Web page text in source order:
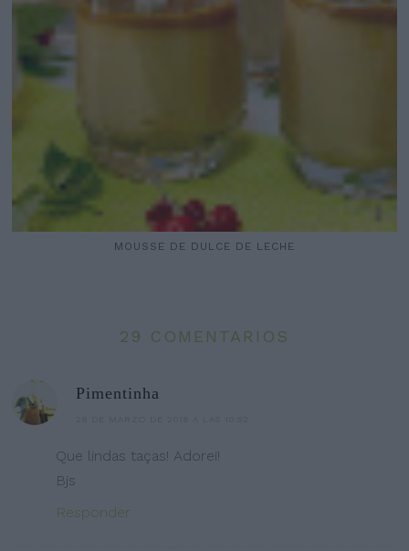
MOUSSE DE DULCE DE LECHE
29 COMENTARIOS
Pimentinha
Que lindas taças! Adorei!
Bjs
Responder